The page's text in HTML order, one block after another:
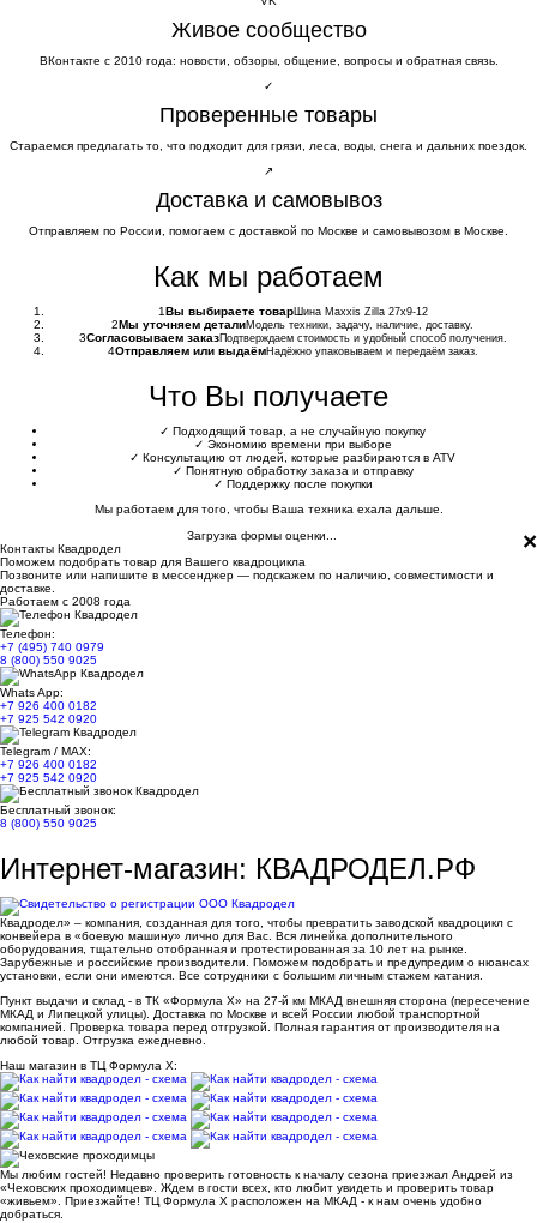
Живое сообщество
ВКонтакте с 2010 года: новости, обзоры, общение, вопросы и обратная связь.
✓
Проверенные товары
Стараемся предлагать то, что подходит для грязи, леса, воды, снега и дальних поездок.
↗
Доставка и самовывоз
Отправляем по России, помогаем с доставкой по Москве и самовывозом в Москве.
Как мы работаем
1 Вы выбираете товарШина Maxxis Zilla 27x9-12
2 Мы уточняем деталиМодель техники, задачу, наличие, доставку.
3Согласовываем заказПодтверждаем стоимость и удобный способ получения.
4Отправляем или выдаёмНадёжно упаковываем и передаём заказ.
Что Вы получаете
✓ Подходящий товар, а не случайную покупку
✓ Экономию времени при выборе
✓ Консультацию от людей, которые разбираются в ATV
✓ Понятную обработку заказа и отправку
✓ Поддержку после покупки
Мы работаем для того, чтобы Ваша техника ехала дальше.
×
Загрузка формы оценки...
Контакты Квадродел
Поможем подобрать товар для Вашего квадроцикла
Позвоните или напишите в мессенджер — подскажем по наличию, совместимости и
доставке.
Работаем с 2008 года
Телефон:
+7 (495) 740 0979
8 (800) 550 9025
Whats App:
+7 926 400 0182
+7 925 542 0920
Telegram / MAX:
+7 926 400 0182
+7 925 542 0920
Бесплатный звонок:
8 (800) 550 9025
Интернет-магазин: КВАДРОДЕЛ.РФ
Квадродел» – компания, созданная для того, чтобы превратить заводской квадроцикл с
конвейера в «боевую машину» лично для Вас. Вся линейка дополнительного
оборудования, тщательно отобранная и протестированная за 10 лет на рынке.
Зарубежные и российские производители. Поможем подобрать и предупредим о нюансах
установки, если они имеются. Все сотрудники с большим личным стажем катания.
Пункт выдачи и склад - в ТК «Формула X» на 27-й км МКАД внешняя сторона (пересечение
МКАД и Липецкой улицы). Доставка по Москве и всей России любой транспортной
компанией. Проверка товара перед отгрузкой. Полная гарантия от производителя на
любой товар. Отгрузка ежедневно.
Наш магазин в ТЦ Формула Х:
Мы любим гостей! Недавно проверить готовность к началу сезона приезжал Андрей из
«Чеховских проходимцев». Ждем в гости всех, кто любит увидеть и проверить товар
«живьем». Приезжайте! ТЦ Формула Х расположен на МКАД - к нам очень удобно
добраться.